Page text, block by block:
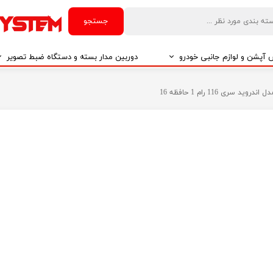
جستجو
و لوازم جانبی خودرو دوربین مدار بسته و دستگاه ضبط تصویر